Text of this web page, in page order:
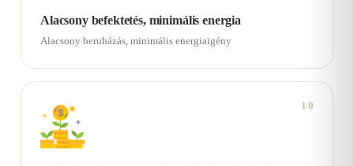
Alacsony befektetés, minimális energia
Alacsony beruházás, minimális energiaigény
10